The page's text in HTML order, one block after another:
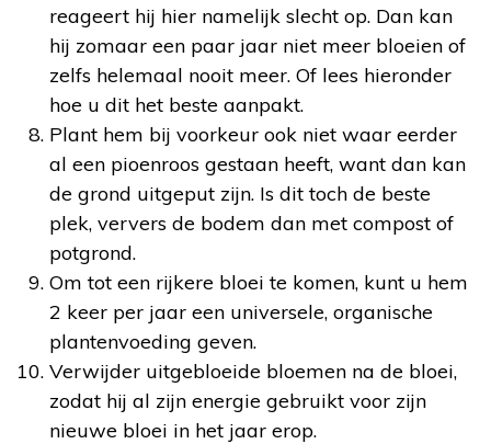
reageert hij hier namelijk slecht op. Dan kan
hij zomaar een paar jaar niet meer bloeien of
zelfs helemaal nooit meer. Of lees hieronder
hoe u dit het beste aanpakt.
Plant hem bij voorkeur ook niet waar eerder
al een pioenroos gestaan heeft, want dan kan
de grond uitgeput zijn. Is dit toch de beste
plek, ververs de bodem dan met compost of
potgrond.
Om tot een rijkere bloei te komen, kunt u hem
2 keer per jaar een universele, organische
plantenvoeding geven.
Verwijder uitgebloeide bloemen na de bloei,
zodat hij al zijn energie gebruikt voor zijn
nieuwe bloei in het jaar erop.